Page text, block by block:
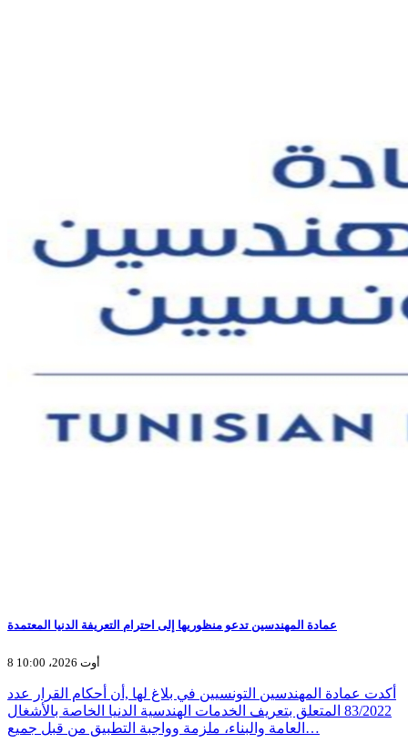
عمادة المهندسين تدعو منظوريها إلى احترام التعريفة الدنيا المعتمدة
8 أوت 2026، 10:00
أكدت عمادة المهندسين التونسيين في بلاغ لها ,أن أحكام القرار عدد
83/2022 المتعلق بتعريف الخدمات الهندسية الدنيا الخاصة بالأشغال
العامة والبناء، ملزمة وواجبة التطبيق من قبل جميع…